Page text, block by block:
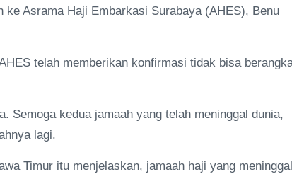
Asrama Haji Embarkasi Surabaya (AHES), Benu
telah memberikan konfirmasi tidak bisa
Semoga kedua jamaah yang telah meninggal dunia,
lagi.
Timur itu menjelaskan, jamaah haji yang meninggal